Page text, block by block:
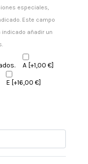
especiales,
Este campo
añadir un
A [+1,00 €]
E [+16,00 €]